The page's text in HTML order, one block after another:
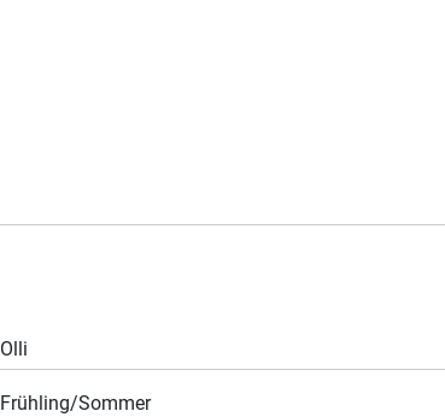
Olli
Frühling/Sommer